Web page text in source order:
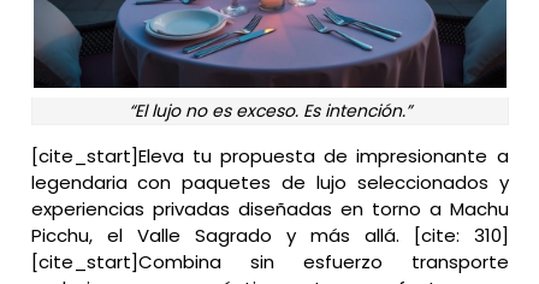
“El lujo no es exceso. Es intención.”
[cite_start]Eleva tu propuesta de impresionante a
legendaria con paquetes de lujo seleccionados y
experiencias privadas diseñadas en torno a Machu
Picchu, el Valle Sagrado y más allá. [cite: 310]
[cite_start]Combina sin esfuerzo transporte